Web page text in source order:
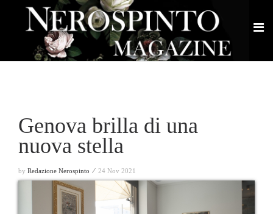
Genova brilla di una
nuova stella
by Redazione Nerospinto ⁄ 24 Nov 2021